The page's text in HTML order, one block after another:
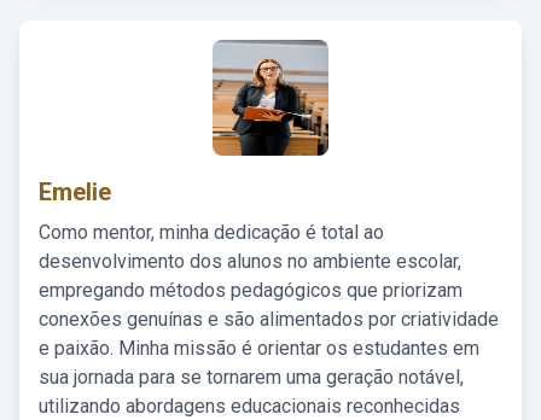
Emelie
Como mentor, minha dedicação é total ao
desenvolvimento dos alunos no ambiente escolar,
empregando métodos pedagógicos que priorizam
conexões genuínas e são alimentados por criatividade
e paixão. Minha missão é orientar os estudantes em
sua jornada para se tornarem uma geração notável,
utilizando abordagens educacionais reconhecidas